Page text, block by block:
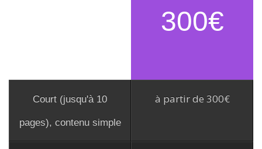
Court (jusqu'à 10
pages), contenu simple
300€
à partir de 300€